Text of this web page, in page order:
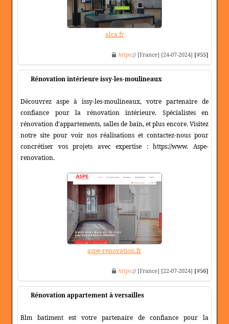
alca.fr
https:// [France] [24-07-2024] [#55]
Rénovation intérieure issy-les-moulineaux
Découvrez aspe à issy-les-moulineaux, votre partenaire de
confiance pour la rénovation intérieure. Spécialistes en
rénovation d'appartements, salles de bain, et plus encore. Visitez
notre site pour voir nos réalisations et contactez-nous pour
concrétiser vos projets avec expertise : https://www. Aspe-
renovation.
aspe-renovation.fr
https:// [France] [22-07-2024] [#56]
Rénovation appartement à versailles
Blm batiment est votre partenaire de confiance pour la